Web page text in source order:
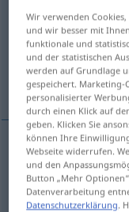
Übersicht aller
(Für mehr Details die
zabić, zatłuc
zabićpf
zatłucpf(na
Wir verwenden
und wir besser mit
funktionale und
und der statistischen
werden auf Grundlage
gespeichert. Marketing-
personalisierter
durch einen Klick auf
geben. Klicken Sie
können Ihre
Webseite widerrufen.
und den
Button „Mehr
Datenverarbeitung
Datenschutzerklärung.